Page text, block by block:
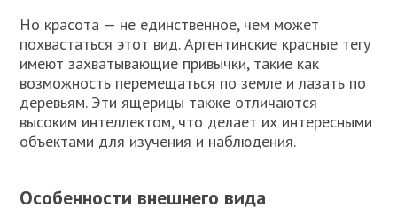
Но красота — не единственное, чем может
похвастаться этот вид. Аргентинские красные тегу
имеют захватывающие привычки, такие как
возможность перемещаться по земле и лазать по
деревьям. Эти ящерицы также отличаются
высоким интеллектом, что делает их интересными
объектами для изучения и наблюдения.
Особенности внешнего вида